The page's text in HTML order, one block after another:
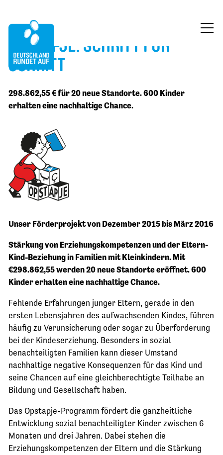
ÜBER UNS
FÖRDERUNG
BLOG
KONTAKT
JETZT SPENDEN
OPSTAPJE: SCHRITT FÜR
SCHRITT
298.862,55 € für 20 neue Standorte. 600 Kinder
erhalten eine nachhaltige Chance.
Unser Förderprojekt von Dezember 2015 bis März 2016
Stärkung von Erziehungskompetenzen und der Eltern-
Kind-Beziehung in Familien mit Kleinkindern. Mit
€298.862,55 werden 20 neue Standorte eröffnet. 600
Kinder erhalten eine nachhaltige Chance.
Fehlende Erfahrungen junger Eltern, gerade in den
ersten Lebensjahren des aufwachsenden Kindes, führen
häufig zu Verunsicherung oder sogar zu Überforderung
bei der Kindeserziehung. Besonders in sozial
benachteiligten Familien kann dieser Umstand
nachhaltige negative Konsequenzen für das Kind und
seine Chancen auf eine gleichberechtigte Teilhabe an
Bildung und Gesellschaft haben.
Das Opstapje-Programm fördert die ganzheitliche
Entwicklung sozial benachteiligter Kinder zwischen 6
Monaten und drei Jahren. Dabei stehen die
Erziehungskompetenzen der Eltern und die Stärkung